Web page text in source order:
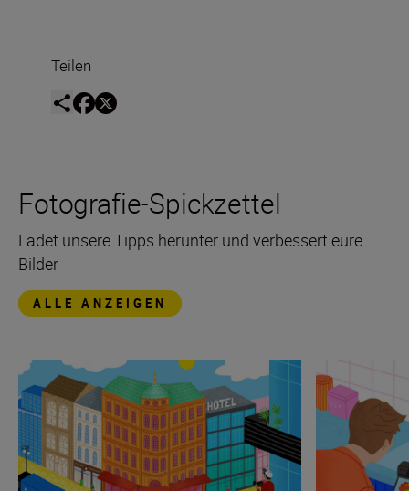
Teilen
Fotografie-Spickzettel
Ladet unsere Tipps herunter und verbessert eure
Bilder
ALLE ANZEIGEN